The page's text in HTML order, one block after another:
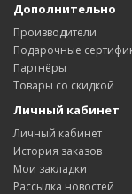
Дополнительно
Производители
Подарочные
Партнёры
Товары со скидкой
Личный кабинет
Личный кабинет
История заказов
Мои закладки
Рассылка новостей